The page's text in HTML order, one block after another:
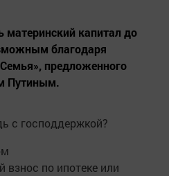
материнский капитал до
благодаря
предложенного
Путиным.
с господдержкой?
по ипотеке или